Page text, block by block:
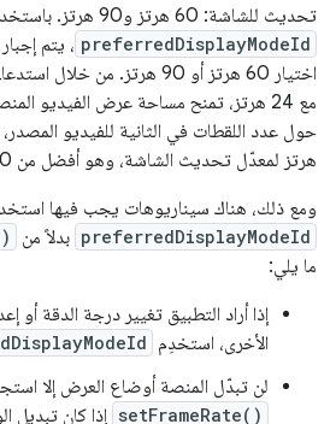
تحديث للشاشة: 60 هرتز و90 هرتز. باستخدام واجهة برمجة التطبيقات
preferredDisplayModeId ، يتم
اختيار 60 هرتز أو 90 هرتز. من خلال استدعاء
مع 24 هرتز، تمنح مساحة عرض الفيديو
هرتز لمعدّل تحديث الشاشة، وهو أفضل من 60 هرتز في هذا السيناريو.
ومع ذلك، هناك سيناريوهات يجب فيها
preferredDisplayModeId بدلاً من
ما يلي:
إذا أراد التطبيق تغيير درجة الدقة أو
الأخرى، استخدِم
لن تبدّل المنصة أوضاع العرض إلا
setFrameRate() إذا كان تبديل